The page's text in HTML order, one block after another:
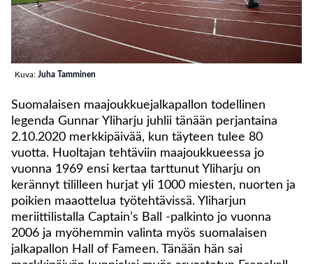
Kuva: Juha Tamminen
Suomalaisen maajoukkuejalkapallon todellinen
legenda Gunnar Yliharju juhlii tänään perjantaina
2.10.2020 merkkipäivää, kun täyteen tulee 80
vuotta. Huoltajan tehtäviin maajoukkueessa jo
vuonna 1969 ensi kertaa tarttunut Yliharju on
kerännyt tililleen hurjat yli 1000 miesten, nuorten ja
poikien maaottelua työtehtävissä. Yliharjun
meriittilistalla Captain’s Ball -palkinto jo vuonna
2006 ja myöhemmin valinta myös suomalaisen
jalkapallon Hall of Fameen. Tänään hän sai